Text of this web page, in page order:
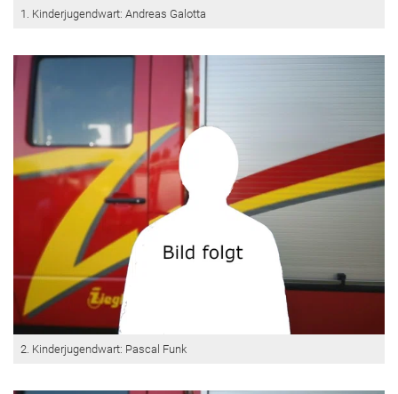
1. Kinderjugendwart: Andreas Galotta
2. Kinderjugendwart: Pascal Funk